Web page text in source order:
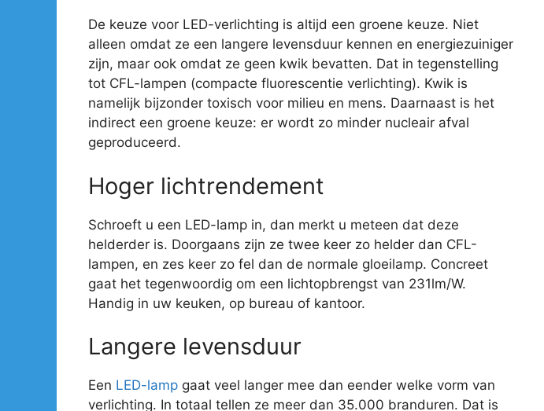
De keuze voor LED-verlichting is altijd een groene keuze. Niet
alleen omdat ze een langere levensduur kennen en energiezuiniger
zijn, maar ook omdat ze geen kwik bevatten. Dat in tegenstelling
tot CFL-lampen (compacte fluorescentie verlichting). Kwik is
namelijk bijzonder toxisch voor milieu en mens. Daarnaast is het
indirect een groene keuze: er wordt zo minder nucleair afval
geproduceerd.
Hoger lichtrendement
Schroeft u een LED-lamp in, dan merkt u meteen dat deze
helderder is. Doorgaans zijn ze twee keer zo helder dan CFL-
lampen, en zes keer zo fel dan de normale gloeilamp. Concreet
gaat het tegenwoordig om een lichtopbrengst van 231lm/W.
Handig in uw keuken, op bureau of kantoor.
Langere levensduur
Een LED-lamp gaat veel langer mee dan eender welke vorm van
verlichting. In totaal tellen ze meer dan 35.000 branduren. Dat is